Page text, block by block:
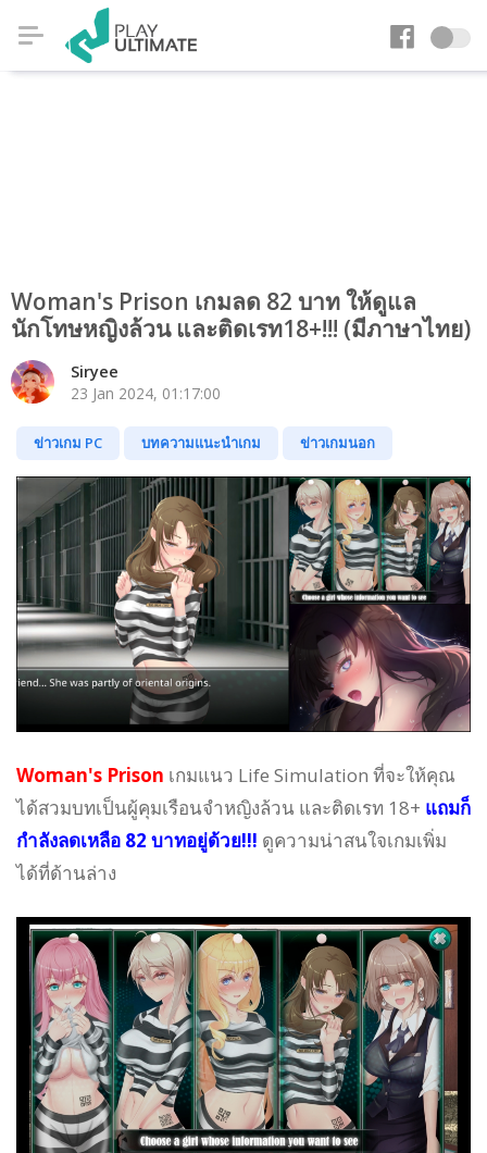
Woman's Prison เกมลด 82 บาท ให้ดูแล
นักโทษหญิงล้วน และติดเรท18+!!! (มีภาษาไทย)
Siryee
23 Jan 2024, 01:17:00
ข่าวเกม PC บทความแนะนำเกม ข่าวเกมนอก
Woman's Prison เกมแนว Life Simulation ที่จะให้คุณ
ได้สวมบทเป็นผู้คุมเรือนจำหญิงล้วน และติดเรท 18+ แถมก็
กำลังลดเหลือ 82 บาทอยู่ด้วย!!! ดูความน่าสนใจเกมเพิ่ม
ได้ที่ด้านล่าง